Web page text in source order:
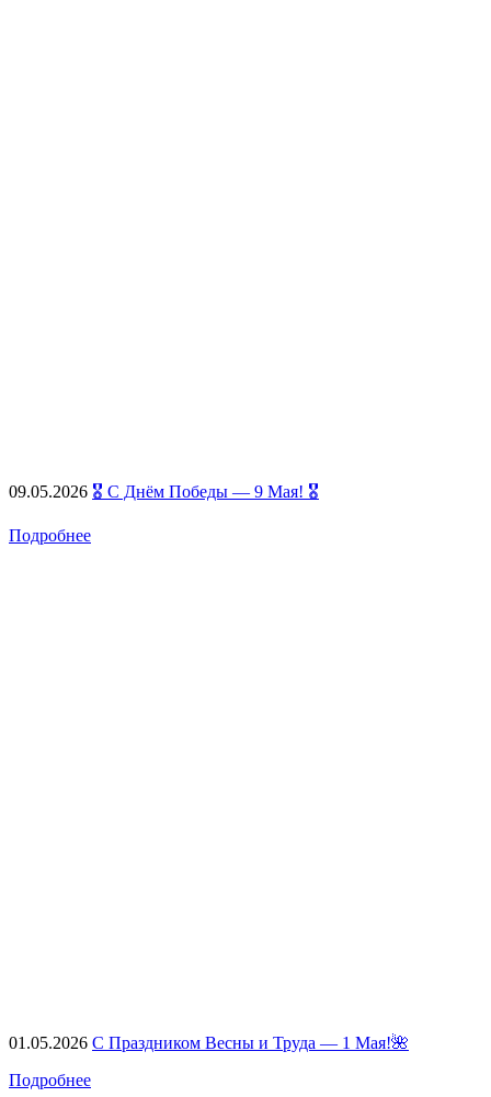
09.05.2026 🎖️ С Днём Победы — 9 Мая! 🎖️
Подробнее
01.05.2026 С Праздником Весны и Труда — 1 Мая!🌺
Подробнее